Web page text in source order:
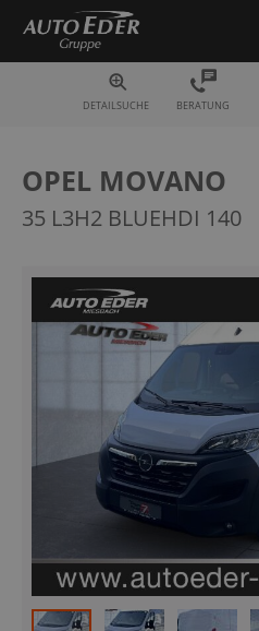
Fahrzeugsuche
DETAILSUCHE BERATUNG
OPEL MOVANO
35 L3H2 BLUEHDI 140
Ende
der
Bildergalerie